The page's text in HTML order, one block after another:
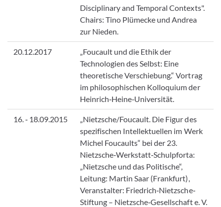
Disciplinary and Temporal Contexts".
Chairs: Tino Plümecke und Andrea
zur Nieden.
20.12.2017
„Foucault und die Ethik der
Technologien des Selbst: Eine
theoretische Verschiebung.“ Vortrag
im philosophischen Kolloquium der
Heinrich‐Heine‐Universität.
16. ‑ 18.09.2015
„Nietzsche/Foucault. Die Figur des
spezifischen Intellektuellen im Werk
Michel Foucaults“ bei der 23.
Nietzsche‐Werkstatt‐Schulpforta:
„Nietzsche und das Politische“,
Leitung: Martin Saar (Frankfurt),
Veranstalter: Friedrich‐Nietzsche‐
Stiftung – Nietzsche‐Gesellschaft e. V.